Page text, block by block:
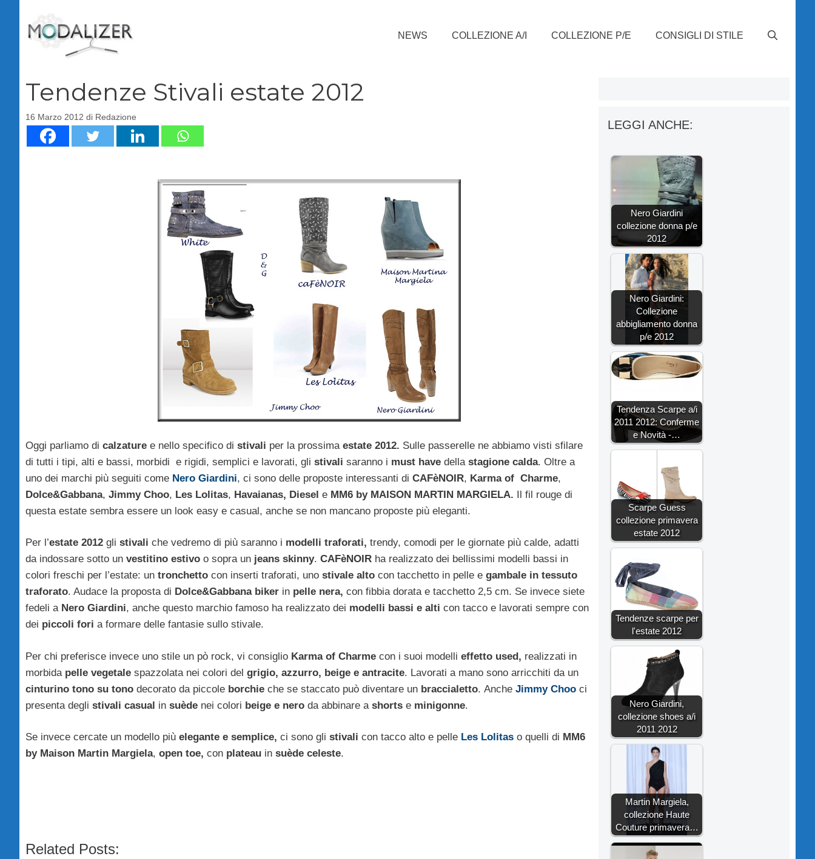
contenuto
NEWS COLLEZIONE A/I COLLEZIONE P/E CONSIGLI DI STILE
Tendenze Stivali estate 2012
16 Marzo 2012 di Redazione
Oggi parliamo di calzature e nello specifico di stivali per la prossimaestate 2012. Sulle passerelle ne abbiamo visti sfilare
di tutti i tipi, alti e bassi, morbidi e rigidi, semplici e lavorati, gli stivali saranno i must have della stagione calda. Oltre a
uno dei marchi più seguiti come Nero Giardini, ci sono delle proposte interessanti di CAFèNOIR, Karma of Charme,
Dolce&Gabbana, Jimmy Choo, Les Lolitas, Havaianas, Diesel e MM6 by MAISON MARTIN MARGIELA. Il fil rouge di
questa estate sembra essere un look easy e casual, anche se non mancano proposte più eleganti.
Per l’estate 2012 gli stivali che vedremo di più saranno i modelli traforati, trendy, comodi per le giornate più calde, adatti
da indossare sotto un vestitino estivo o sopra un jeans skinny. CAFèNOIR ha realizzato dei bellissimi modelli bassi in
colori freschi per l’estate: un tronchetto con inserti traforati, uno stivale alto con tacchetto in pelle e gambale in tessuto
traforato. Audace la proposta di Dolce&Gabbana biker in pelle nera, con fibbia dorata e tacchetto 2,5 cm. Se invece siete
fedeli a Nero Giardini, anche questo marchio famoso ha realizzato dei modelli bassi e alti con tacco e lavorati sempre con
dei piccoli fori a formare delle fantasie sullo stivale.
Per chi preferisce invece uno stile un pò rock, vi consiglio Karma of Charme con i suoi modelli effetto used, realizzati in
morbida pelle vegetale spazzolata nei colori del grigio, azzurro, beige e antracite. Lavorati a mano sono arricchiti da un
cinturino tono su tono decorato da piccole borchie che se staccato può diventare un braccialetto. Anche Jimmy Choo ci
presenta degli stivali casual in suède nei colori beige e nero da abbinare a shorts e minigonne.
Se invece cercate un modello più elegante e semplice, ci sono gli stivali con tacco alto e pelle Les Lolitas o quelli di MM6
by Maison Martin Margiela, open toe, con plateau in suède celeste.
Related Posts:
LEGGI ANCHE:
Nero Giardini
collezione donna p/e
2012
Nero Giardini:
Collezione
abbigliamento donna
p/e 2012
Tendenza Scarpe a/i
2011 2012: Conferme
e Novità -…
Scarpe Guess
collezione primavera
estate 2012
Tendenze scarpe per
l'estate 2012
Nero Giardini,
collezione shoes a/i
2011 2012
Martin Margiela,
collezione Haute
Couture primavera…